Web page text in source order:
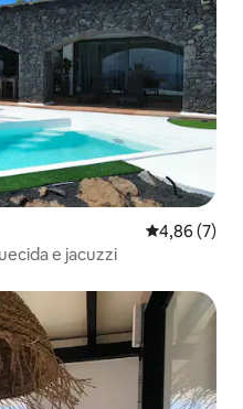
4,86 de uma
4,86 (7)
Villa Los Arcos com piscina aquecida e jacuzzi
hóspedes